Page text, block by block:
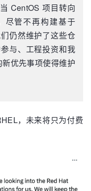
CentOS 项目转向
尽管不再构建基于
仍然维护了这些仓
与、工程投资和我
优先事项使得维护
，未来将只为付费